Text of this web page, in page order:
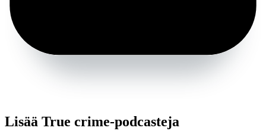
Lisää True crime-podcasteja